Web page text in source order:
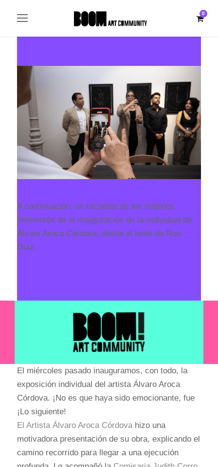
0
A continuación, un recuento de los mejores
momentos de la inauguración de la Individual de
Álvaro Aroca Córdova, desde el lente de Rou
Díaz.
El miércoles pasado inauguramos, con todo, la
exposición individual del artista Álvaro Aroca
Córdova. ¡No es que haya sido emocionante, fue
¡Lo siguiente!
El Artista Álvaro Aroca Córdova hizo una
motivadora presentación de su obra, explicando el
camino recorrido para llegar a una ejecución